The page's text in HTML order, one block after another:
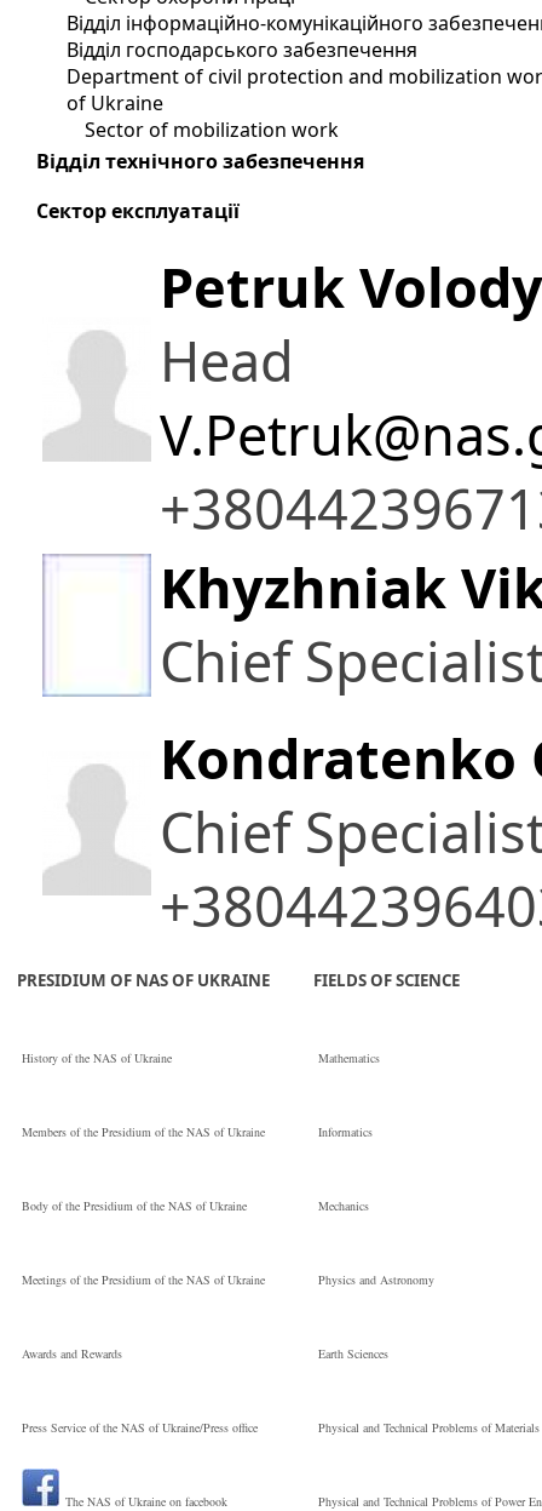
Відділ інформаційно-комунікаційного
Відділ господарського забезпечення
Department of civil protection and mobilization
of Ukraine
Sector of mobilization work
Відділ технічного забезпечення
Сектор експлуатації
Petruk
Head
Khyzhniak
Chief
Kondratenko
Chief
PRESIDIUM OF NAS OF UKRAINE
History of the NAS of Ukraine
Members of the Presidium of the NAS of Ukraine
Body of the Presidium of the NAS of Ukraine
Meetings of the Presidium of the NAS of Ukraine
Awards and Rewards
Press Service of the NAS of Ukraine/Press office
The NAS of Ukraine on facebook
FIELDS OF SCIENCE
Mathematics
Informatics
Mechanics
Physics and Astronomy
Earth Sciences
Physical and Technical Problems of Materials
Physical and Technical Problems of Power